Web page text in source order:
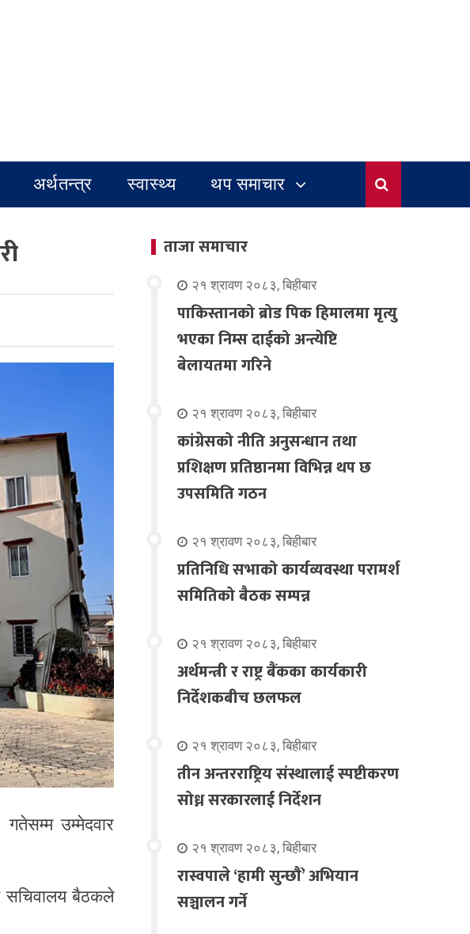
अर्थतन्त्र स्वास्थ्य थप समाचार
उम्मेदवार
सचिवालय बैठकले
ताजा समाचार
२१ श्रावण २०८३, बिहीबार
पाकिस्तानको ब्रोड पिक हिमालमा मृत्यु
भएका निम्स दाईको अन्त्येष्टि
बेलायतमा गरिने
२१ श्रावण २०८३, बिहीबार
कांग्रेसको नीति अनुसन्धान तथा
प्रशिक्षण प्रतिष्ठानमा विभिन्न थप छ
उपसमिति गठन
२१ श्रावण २०८३, बिहीबार
प्रतिनिधि सभाको कार्यव्यवस्था परामर्श
समितिको बैठक सम्पन्न
२१ श्रावण २०८३, बिहीबार
अर्थमन्त्री र राष्ट्र बैंकका कार्यकारी
निर्देशकबीच छलफल
२१ श्रावण २०८३, बिहीबार
तीन अन्तरराष्ट्रिय संस्थालाई स्पष्टीकरण
सोध्न सरकारलाई निर्देशन
२१ श्रावण २०८३, बिहीबार
रास्वपाले ‘हामी सुन्छौँ’ अभियान
सञ्चालन गर्ने